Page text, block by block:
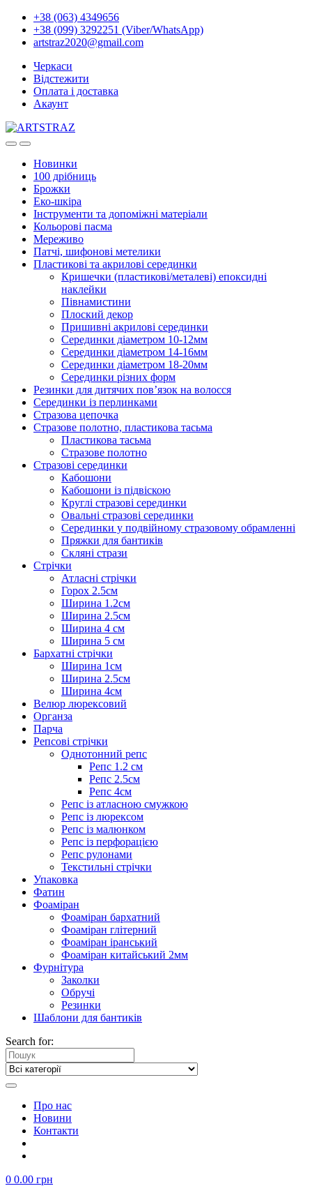
+38 (063) 4349656
+38 (099) 3292251 (Viber/WhatsApp)
artstraz2020@gmail.com
Черкаси
Відстежити
Оплата і доставка
Акаунт
Новинки
100 дрібниць
Брожки
Еко-шкіра
Інструменти та допоміжні матеріали
Кольорові пасма
Мереживо
Патчі, шифонові метелики
Пластикові та акрилові серединки
Кришечки (пластикові/металеві) епоксидні
наклейки
Півнамистини
Плоский декор
Пришивні акрилові серединки
Серединки діаметром 10-12мм
Серединки діаметром 14-16мм
Серединки діаметром 18-20мм
Серединки різних форм
Резинки для дитячих пов’язок на волосся
Серединки із перлинками
Стразова цепочка
Стразове полотно, пластикова тасьма
Пластикова тасьма
Стразове полотно
Стразові серединки
Кабошони
Кабошони із підвіскою
Круглі стразові серединки
Овальні стразові серединки
Серединки у подвійному стразовому обрамленні
Пряжки для бантиків
Скляні стрази
Стрічки
Атласні стрічки
Горох 2.5см
Ширина 1.2см
Ширина 2.5см
Ширина 4 см
Ширина 5 см
Бархатні стрічки
Ширина 1см
Ширина 2.5см
Ширина 4см
Велюр люрексовий
Органза
Парча
Репсові стрічки
Однотонний репс
Репс 1.2 см
Репс 2.5см
Репс 4см
Репс із атласною смужкою
Репс із люрексом
Репс із малюнком
Репс із перфорацією
Репс рулонами
Текстильні стрічки
Упаковка
Фатин
Фоаміран
Фоаміран бархатний
Фоаміран глітерний
Фоаміран іранський
Фоаміран китайський 2мм
Фурнітура
Заколки
Обручі
Резинки
Шаблони для бантиків
Search for:
Про нас
Новини
Контакти
0 0.00 грн